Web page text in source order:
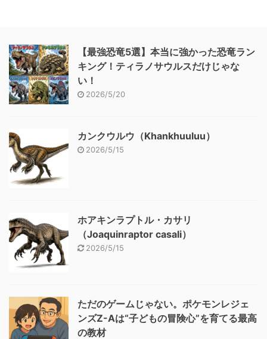
【最強恐竜5選】本当に強かった恐竜ラン
キング！ティラノサウルスだけじゃな
い！
2026/5/20
カンクウルウ（Khankhuuluu）
2026/5/15
ホアキンラプトル・カサリ
（Joaquinraptor casali）
2026/5/15
ただのゲームじゃない。ポケモンレジェ
ンズZ-Aは“子どもの冒険心”を育てる最高
の教材